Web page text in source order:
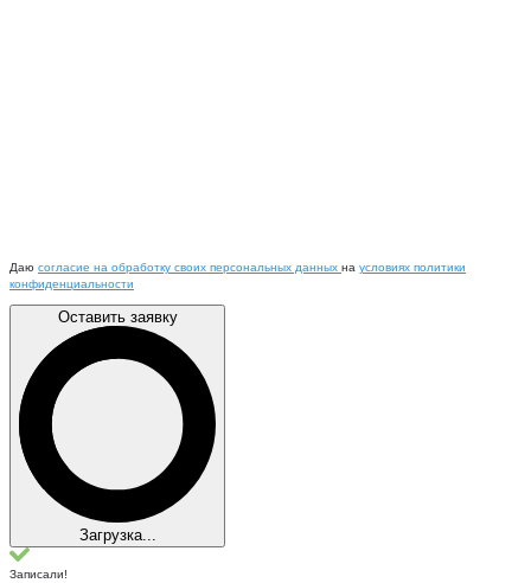
Даю согласие на обработку своих персональных данных на условиях политики
конфиденциальности
Оставить заявку
Загрузка...
Записали!